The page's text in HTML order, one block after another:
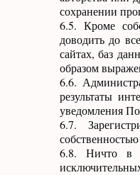
сохранении
6.5. Кроме
доводить до
сайтах, баз
образом
6.6.
результаты
уведомления
6.7.
6.8. Ничто в